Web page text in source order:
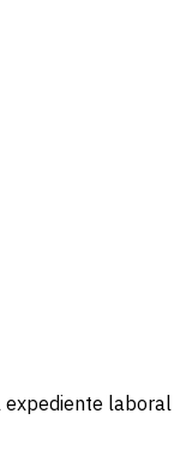
expediente laboral